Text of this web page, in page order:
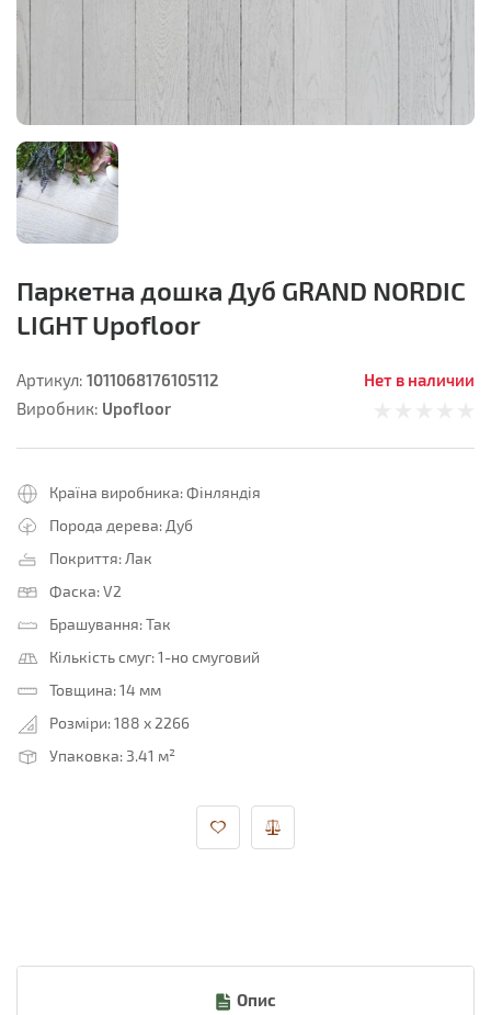
Паркетна дошка Дуб GRAND NORDIC
LIGHT Upofloor
Артикул: 1011068176105112 Нет в наличии
Виробник: Upofloor
Країна виробника:Фінляндія
Порода дерева: Дуб
Покриття:Лак
Фаска:V2
Брашування:Так
Кількість смуг:1-но смуговий
Товщина:14 мм
Розміри:188 x 2266
Упаковка: 3.41 м²
Опис